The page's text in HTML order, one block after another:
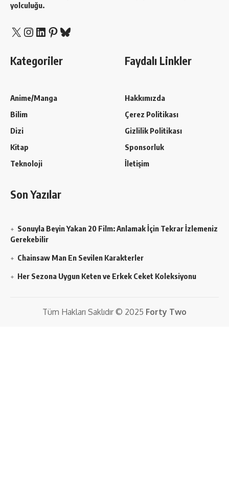
yolculuğu.
X Instagram
LinkedIn
Pinterest
Bluesky
Kategoriler
Anime/Manga
Bilim
Dizi
Kitap
Teknoloji
Faydalı Linkler
Hakkımızda
Çerez Politikası
Gizlilik Politikası
Sponsorluk
İletişim
Son Yazılar
Sonuyla Beyin Yakan 20 Film: Anlamak İçin Tekrar İzlemeniz
Gerekebilir
Chainsaw Man En Sevilen Karakterler
Her Sezona Uygun Keten ve Erkek Ceket Koleksiyonu
Tüm Hakları Saklıdır © 2025 Forty Two